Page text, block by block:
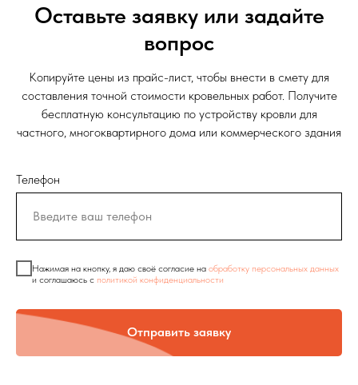
Оставьте заявку или задайте
вопрос
Копируйте цены из прайс-лист, чтобы внести в смету для
составления точной стоимости кровельных работ. Получите
бесплатную консультацию по устройству кровли для
частного, многоквартирного дома или коммерческого здания
Телефон
Нажимая на кнопку, я даю своё согласие на обработку персональных данных
и соглашаюсь c политикой конфиденциальности
Отправить заявку